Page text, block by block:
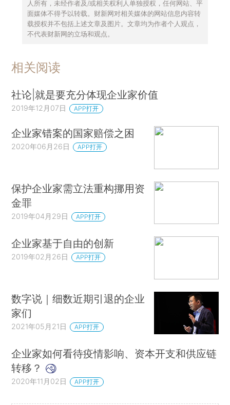
人所有，未经作者及/或相关权利人单独授权，任何网站、平
面媒体不得予以转载。财新网对相关媒体的网站信息内容转
载授权并不包括上述文章及图片。文章均为作者个人观点，
不代表财新网的立场和观点。
相关阅读
社论|就是要充分体现企业家价值
2019年12月07日 APP打开
企业家错案的国家赔偿之困
2020年06月26日 APP打开
保护企业家需立法重构挪用资
金罪
2019年04月29日 APP打开
企业家基于自由的创新
2019年02月26日 APP打开
数字说｜细数近期引退的企业
家们
2021年05月21日 APP打开
企业家如何看待疫情影响、资本开支和供应链
转移？
2020年11月02日 APP打开